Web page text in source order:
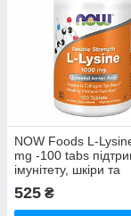
NOW Foods L-
mg -100 tabs
імунітету, шкіри та
відновлення
525 ₴